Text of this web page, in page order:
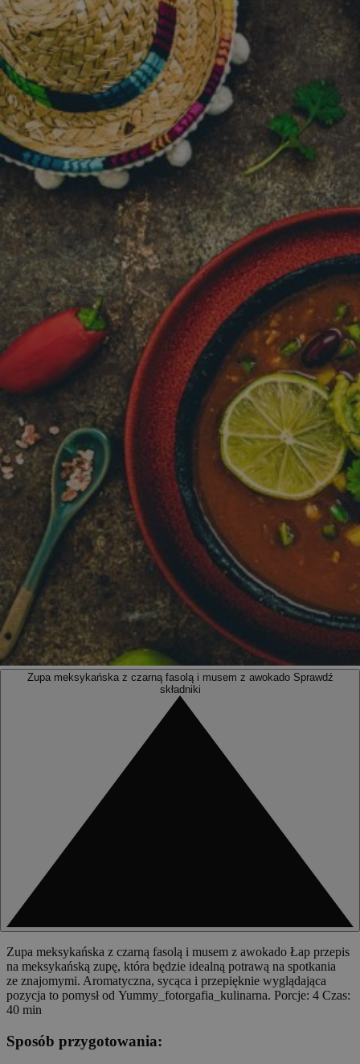
Zupa meksykańska z czarną fasolą i musem z awokado Sprawdź
składniki
Zupa meksykańska z czarną fasolą i musem z awokado Łap przepis
na meksykańską zupę, która będzie idealną potrawą na spotkania
ze znajomymi. Aromatyczna, sycąca i przepięknie wyglądająca
pozycja to pomysł od Yummy_fotorgafia_kulinarna. Porcje: 4 Czas:
40 min
Sposób przygotowania: